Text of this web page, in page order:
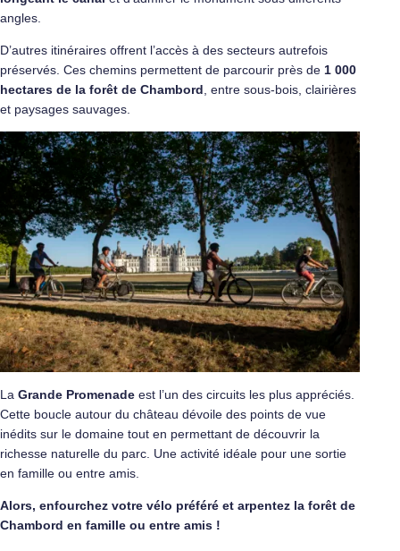
angles.
D’autres itinéraires offrent l’accès à des secteurs autrefois
préservés. Ces chemins permettent de parcourir près de 1 000
hectares de la forêt de Chambord , entre sous-bois, clairières
et paysages sauvages.
La Grande Promenade est l’un des circuits les plus appréciés.
Cette boucle autour du château dévoile des points de vue
inédits sur le domaine tout en permettant de découvrir la
richesse naturelle du parc. Une activité idéale pour une sortie
en famille ou entre amis.
Alors, enfourchez votre vélo préféré et arpentez la forêt de
Chambord en famille ou entre amis !